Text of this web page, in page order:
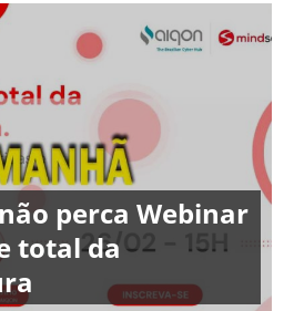
perca Webinar
total da